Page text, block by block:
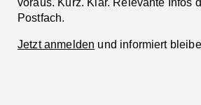
voraus. Kurz. Klar. Relevante Infos
Postfach.
Jetzt anmelden und informiert